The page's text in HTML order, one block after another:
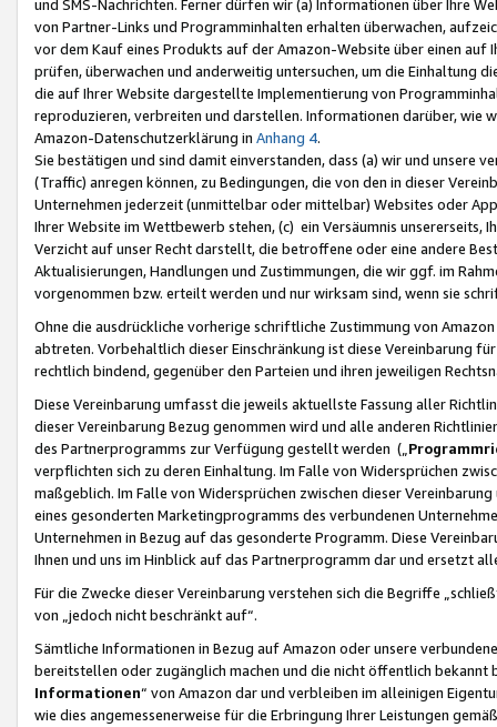
und SMS-Nachrichten. Ferner dürfen wir (a) Informationen über Ihre
von Partner-Links und Programminhalten erhalten überwachen,
vor dem Kauf eines Produkts auf der Amazon-Website über einen
prüfen, überwachen und anderweitig untersuchen, um die Einhaltung
die auf Ihrer Website dargestellte Implementierung von
reproduzieren, verbreiten und darstellen. Informationen darüber, wie
Amazon-Datenschutzerklärung in Anhang 4.
Sie bestätigen und sind damit einverstanden, dass (a) wir und
(Traffic) anregen können, zu Bedingungen, die von den in dieser
Unternehmen jederzeit (unmittelbar oder mittelbar) Websites oder
Ihrer Website im Wettbewerb stehen, (c) ein Versäumnis unsererseits,
Verzicht auf unser Recht darstellt, die betroffene oder eine andere
Aktualisierungen, Handlungen und Zustimmungen, die wir ggf. im
vorgenommen bzw. erteilt werden und nur wirksam sind, wenn sie
Ohne die ausdrückliche vorherige schriftliche Zustimmung von
abtreten. Vorbehaltlich dieser Einschränkung ist diese Vereinbarung
rechtlich bindend, gegenüber den Parteien und ihren jeweiligen
Diese Vereinbarung umfasst die jeweils aktuellste Fassung aller
dieser Vereinbarung Bezug genommen wird und alle anderen
des Partnerprogramms zur Verfügung gestellt werden („
verpflichten sich zu deren Einhaltung. Im Falle von Widersprüchen
maßgeblich. Im Falle von Widersprüchen zwischen dieser
eines gesonderten Marketingprogramms des verbundenen
Unternehmen in Bezug auf das gesonderte Programm. Diese
Ihnen und uns im Hinblick auf das Partnerprogramm dar und ersetzt
Für die Zwecke dieser Vereinbarung verstehen sich die Begriffe
von „jedoch nicht beschränkt auf“.
Sämtliche Informationen in Bezug auf Amazon oder unsere
bereitstellen oder zugänglich machen und die nicht öffentlich
Informationen“ von Amazon dar und verbleiben im alleinigen
wie dies angemessenerweise für die Erbringung Ihrer Leistungen